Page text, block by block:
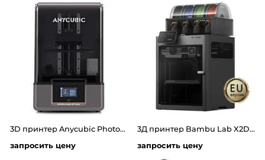
3D принтер Anycubic Photon Mono M7 Max
запросить цену
3Д принтер Bambu Lab X2D Combo (EU-версия)
запросить цену